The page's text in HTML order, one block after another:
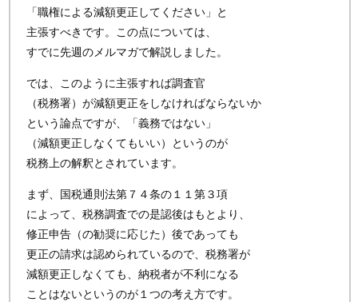
「職権による減額更正してください」と
主張すべきです。この点については、
すでに先週のメルマガで解説しました。
では、このように主張すれば調査官
（税務署）が減額更正をしなければならないか
という論点ですが、「義務ではない」
（減額更正しなくてもいい）というのが
税務上の解釈とされています。
まず、国税通則法第７４条の１１第３項
によって、税務調査での是認後はもとより、
修正申告（の勧奨に応じた）後であっても
更正の請求は認められているので、税務署が
減額更正しなくても、納税者が不利になる
ことはないというのが１つの考え方です。